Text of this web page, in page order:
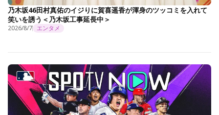
乃木坂46田村真佑のイジりに賀喜遥香が渾身のツッコミを入れて
笑いを誘う＜乃木坂工事延長中＞
2026/8/7 エンタメ